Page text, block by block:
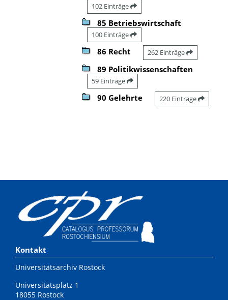
102 Einträge
85 Betriebswirtschaft
100 Einträge
86 Recht 262 Einträge
89 Politikwissenschaften
59 Einträge
90 Gelehrte 220 Einträge
Kontakt
Universitätsarchiv Rostock
Universitätsplatz 1
18055 Rostock